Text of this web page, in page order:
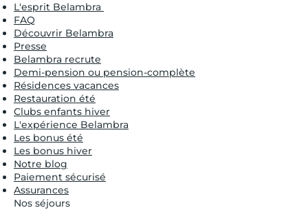
L'esprit Belambra
FAQ
Découvrir Belambra
Presse
Belambra recrute
Demi-pension ou pension-complète
Résidences vacances
Restauration été
Clubs enfants hiver
L'expérience Belambra
Les bonus été
Les bonus hiver
Notre blog
Paiement sécurisé
Assurances
Nos séjours